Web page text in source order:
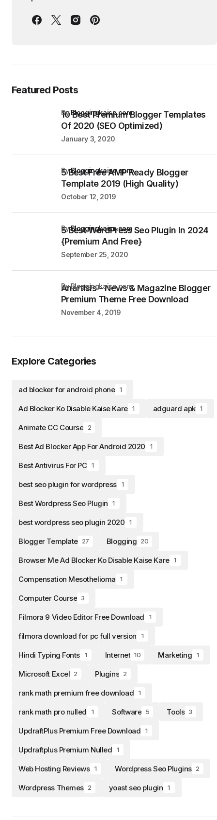
Featured Posts
10 Best Premium Blogger Templates
Of 2020 (SEO Optimized)
byBloggingkaise.com
January 3, 2020
5 Best Free AMP Ready Blogger
Template 2019 (High Quality)
byBloggingkaise.com
October 12, 2019
5 Best WordPress Seo Plugin In 2024
{Premium And Free}
byBloggingkaise.com
September 25, 2020
Anartisis – News & Magazine Blogger
Premium Theme Free Download
by Bloggingkaise.com
November 4, 2019
Explore Categories
ad blocker for android phone 1
Ad Blocker Ko Disable Kaise Kare 1 adguard apk 1
Animate CC Course 2
Best Ad Blocker App For Android 2020 1
Best Antivirus For PC 1
best seo plugin for wordpress 1
Best Wordpress Seo Plugin 1
best wordpress seo plugin 2020 1
Blogger Template 27 Blogging 20
Browser Me Ad Blocker Ko Disable Kaise Kare 1
Compensation Mesothelioma 1
Computer Course 3
Filmora 9 Video Editor Free Download 1
filmora download for pc full version 1
Hindi Typing Fonts 1 Internet 10 Marketing 1
Microsoft Excel 2 Plugins 2
rank math premium free download 1
rank math pro nulled 1 Software 5 Tools 3
UpdraftPlus Premium Free Download 1
Updraftplus Premium Nulled 1
Web Hosting Reviews 1 Wordpress Seo Plugins 2
Wordpress Themes 2 yoast seo plugin 1